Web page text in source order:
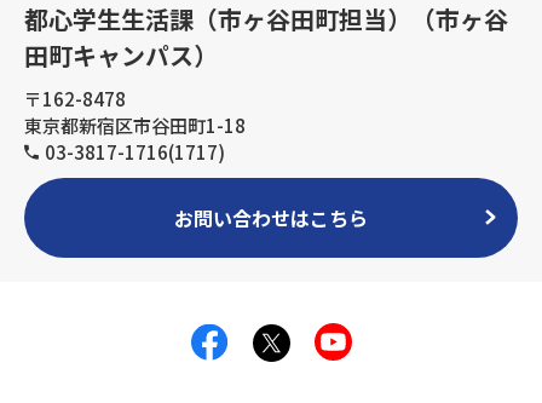
都心学生生活課（市ヶ谷田町担当）（市ヶ谷
田町キャンパス）
〒162-8478
東京都新宿区市谷田町1-18
03-3817-1716(1717)
お問い合わせはこちら